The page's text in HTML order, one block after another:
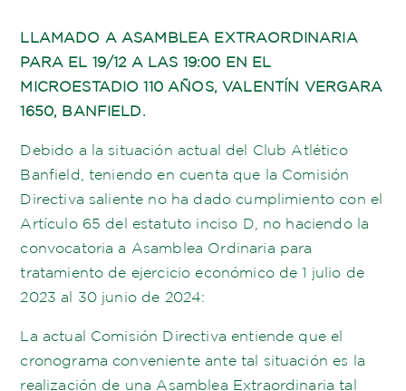
LLAMADO A ASAMBLEA EXTRAORDINARIA
PARA EL 19/12 A LAS 19:00 EN EL
MICROESTADIO 110 AÑOS, VALENTÍN VERGARA
1650, BANFIELD.
Debido a la situación actual del Club Atlético
Banfield, teniendo en cuenta que la Comisión
Directiva saliente no ha dado cumplimiento con el
Artículo 65 del estatuto inciso D, no haciendo la
convocatoria a Asamblea Ordinaria para
tratamiento de ejercicio económico de 1 julio de
2023 al 30 junio de 2024:
La actual Comisión Directiva entiende que el
cronograma conveniente ante tal situación es la
realización de una Asamblea Extraordinaria tal